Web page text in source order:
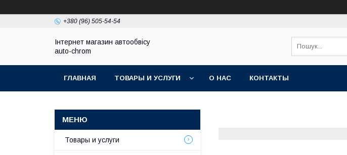
+380 (96) 505-54-54
Інтернет магазин автообвісу
auto-chrom
ГЛАВНАЯ ТОВАРЫ И УСЛУГИ О НАС КОНТАКТЫ
Товары и услуги